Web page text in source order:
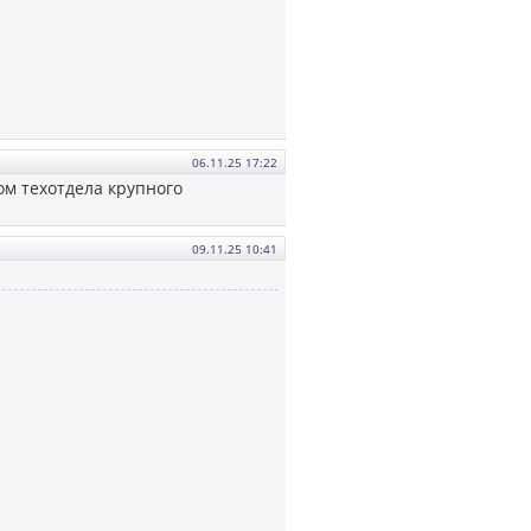
06.11.25 17:22
техотдела крупного
09.11.25 10:41